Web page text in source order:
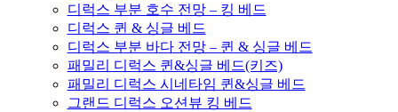
디럭스 부분 호수 전망 – 킹 베드
디럭스 퀸 & 싱글 베드
디럭스 부분 바다 전망 – 퀸 & 싱글 베드
패밀리 디럭스 퀸&싱글 베드(키즈)
패밀리 디럭스 시네타임 퀸&싱글 베드
그랜드 디럭스 오션뷰 킹 베드